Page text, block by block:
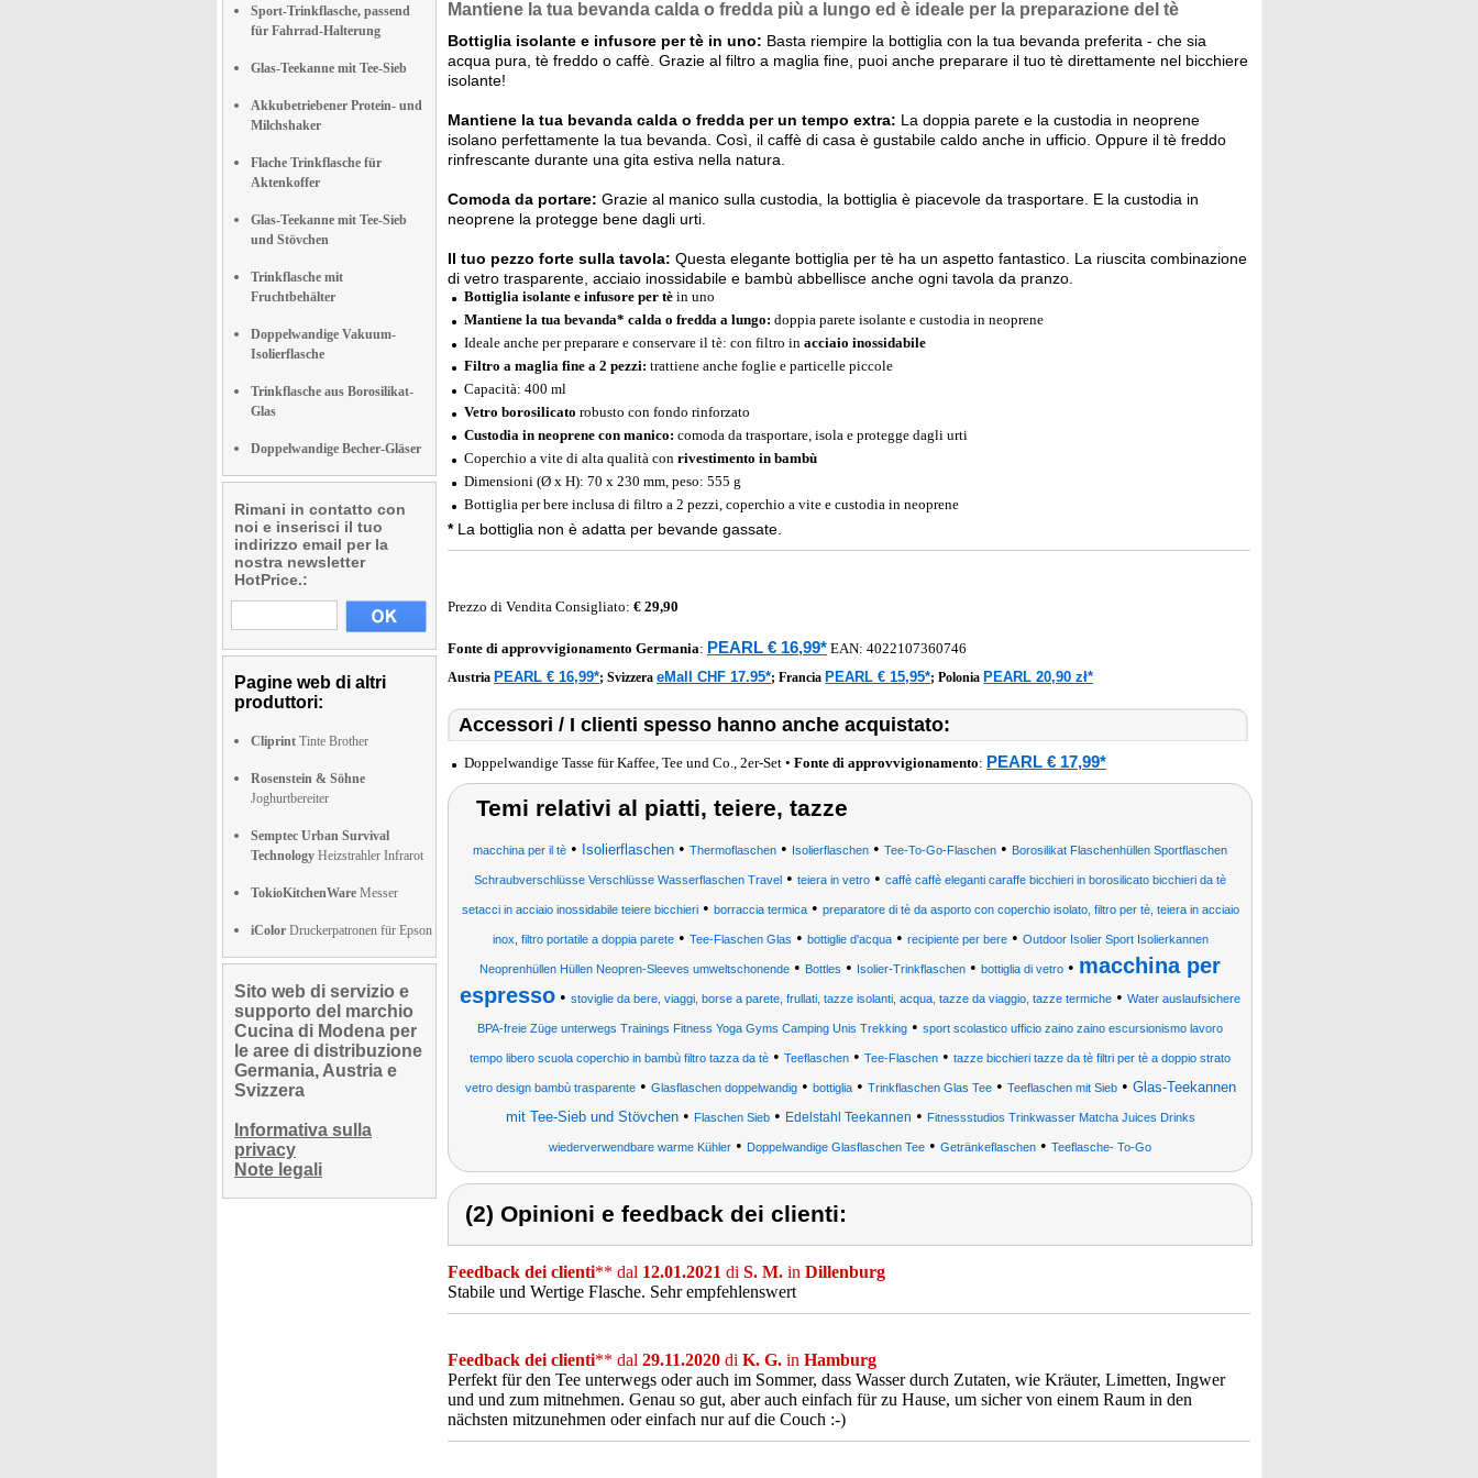
Sport-Trinkflasche, passend
für Fahrrad-Halterung
Glas-Teekanne mit Tee-Sieb
Akkubetriebener Protein- und
Milchshaker
Flache Trinkflasche für
Aktenkoffer
Glas-Teekanne mit Tee-Sieb
und Stövchen
Trinkflasche mit
Fruchtbehälter
Doppelwandige Vakuum-
Isolierflasche
Trinkflasche aus Borosilikat-
Glas
Doppelwandige Becher-Gläser
Rimani in contatto con
noi e inserisci il tuo
indirizzo email per la
nostra newsletter
HotPrice.:
Pagine web di altri
produttori:
Cliprint Tinte Brother
Rosenstein & Söhne
Joghurtbereiter
Semptec Urban Survival
Technology Heizstrahler Infrarot
TokioKitchenWare Messer
iColor Druckerpatronen für Epson
Sito web di servizio e
supporto del marchio
Cucina di Modena per
le aree di distribuzione
Germania, Austria e
Svizzera
Informativa sulla
privacy
Note legali
Mantiene la tua bevanda calda o fredda più a lungo ed è ideale per la preparazione del tè
Bottiglia isolante e infusore per tè in uno: Basta riempire la bottiglia con la tua bevanda preferita - che sia
acqua pura, tè freddo o caffè. Grazie al filtro a maglia fine, puoi anche preparare il tuo tè direttamente nel bicchiere
isolante!
Mantiene la tua bevanda calda o fredda per un tempo extra: La doppia parete e la custodia in neoprene
isolano perfettamente la tua bevanda. Così, il caffè di casa è gustabile caldo anche in ufficio. Oppure il tè freddo
rinfrescante durante una gita estiva nella natura.
Comoda da portare: Grazie al manico sulla custodia, la bottiglia è piacevole da trasportare. E la custodia in
neoprene la protegge bene dagli urti.
Il tuo pezzo forte sulla tavola: Questa elegante bottiglia per tè ha un aspetto fantastico. La riuscita combinazione
di vetro trasparente, acciaio inossidabile e bambù abbellisce anche ogni tavola da pranzo.
Bottiglia isolante e infusore per tè in uno
Mantiene la tua bevanda* calda o fredda a lungo: doppia parete isolante e custodia in neoprene
Ideale anche per preparare e conservare il tè: con filtro in acciaio inossidabile
Filtro a maglia fine a 2 pezzi: trattiene anche foglie e particelle piccole
Capacità: 400 ml
Vetro borosilicato robusto con fondo rinforzato
Custodia in neoprene con manico: comoda da trasportare, isola e protegge dagli urti
Coperchio a vite di alta qualità con rivestimento in bambù
Dimensioni (Ø x H): 70 x 230 mm, peso: 555 g
Bottiglia per bere inclusa di filtro a 2 pezzi, coperchio a vite e custodia in neoprene
*La bottiglia non è adatta per bevande gassate.
Prezzo di Vendita Consigliato: € 29,90
Fonte di approvvigionamento Germania: PEARL € 16,99* EAN: 4022107360746
Austria PEARL € 16,99*; Svizzera eMall CHF 17.95*; Francia PEARL € 15,95*; Polonia PEARL 20,90 zł*
Accessori / I clienti spesso hanno anche acquistato:
Doppelwandige Tasse für Kaffee, Tee und Co., 2er-Set • Fonte di approvvigionamento: PEARL € 17,99*
Temi relativi al piatti, teiere, tazze
macchina per il tè • Isolierflaschen • Thermoflaschen • Isolierflaschen • Tee-To-Go-Flaschen • Borosilikat Flaschenhüllen Sportflaschen
Schraubverschlüsse Verschlüsse Wasserflaschen Travel • teiera in vetro • caffè caffè eleganti caraffe bicchieri in borosilicato bicchieri da tè
setacci in acciaio inossidabile teiere bicchieri• borraccia termica• preparatore di tè da asporto con coperchio isolato, filtro per tè, teiera in acciaio
inox, filtro portatile a doppia parete• Tee-Flaschen Glas • bottiglie d'acqua• recipiente per bere• Outdoor Isolier Sport Isolierkannen
Neoprenhüllen Hüllen Neopren-Sleeves umweltschonende • Bottles • Isolier-Trinkflaschen • bottiglia di vetro • macchina per
espresso • stoviglie da bere, viaggi, borse a parete, frullati, tazze isolanti, acqua, tazze da viaggio, tazze termiche • Water auslaufsichere
BPA-freie Züge unterwegs Trainings Fitness Yoga Gyms Camping Unis Trekking • sport scolastico ufficio zaino zaino escursionismo lavoro
tempo libero scuola coperchio in bambù filtro tazza da tè • Teeflaschen • Tee-Flaschen • tazze bicchieri tazze da tè filtri per tè a doppio strato
vetro design bambù trasparente• Glasflaschen doppelwandig• bottiglia• Trinkflaschen Glas Tee• Teeflaschen mit Sieb• Glas-Teekannen
mit Tee-Sieb und Stövchen• Flaschen Sieb• Edelstahl Teekannen • Fitnessstudios Trinkwasser Matcha Juices Drinks
wiederverwendbare warme Kühler • Doppelwandige Glasflaschen Tee • Getränkeflaschen • Teeflasche- To-Go
(2) Opinioni e feedback dei clienti:
Feedback dei clienti** dal 12.01.2021 di S. M. in Dillenburg
Stabile und Wertige Flasche. Sehr empfehlenswert
Feedback dei clienti** dal 29.11.2020 di K. G. in Hamburg
Perfekt für den Tee unterwegs oder auch im Sommer, dass Wasser durch Zutaten, wie Kräuter, Limetten, Ingwer
und und zum mitnehmen. Genau so gut, aber auch einfach für zu Hause, um sicher von einem Raum in den
nächsten mitzunehmen oder einfach nur auf die Couch :-)